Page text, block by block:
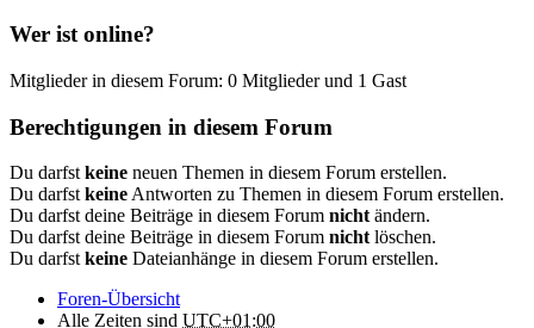
Wer ist online?
Mitglieder in diesem Forum: 0 Mitglieder und 1 Gast
Berechtigungen in diesem Forum
Du darfst keine neuen Themen in diesem Forum erstellen.
Du darfst keine Antworten zu Themen in diesem Forum erstellen.
Du darfst deine Beiträge in diesem Forum nicht ändern.
Du darfst deine Beiträge in diesem Forum nicht löschen.
Du darfst keine Dateianhänge in diesem Forum erstellen.
Foren-Übersicht
Alle Zeiten sind UTC+01:00